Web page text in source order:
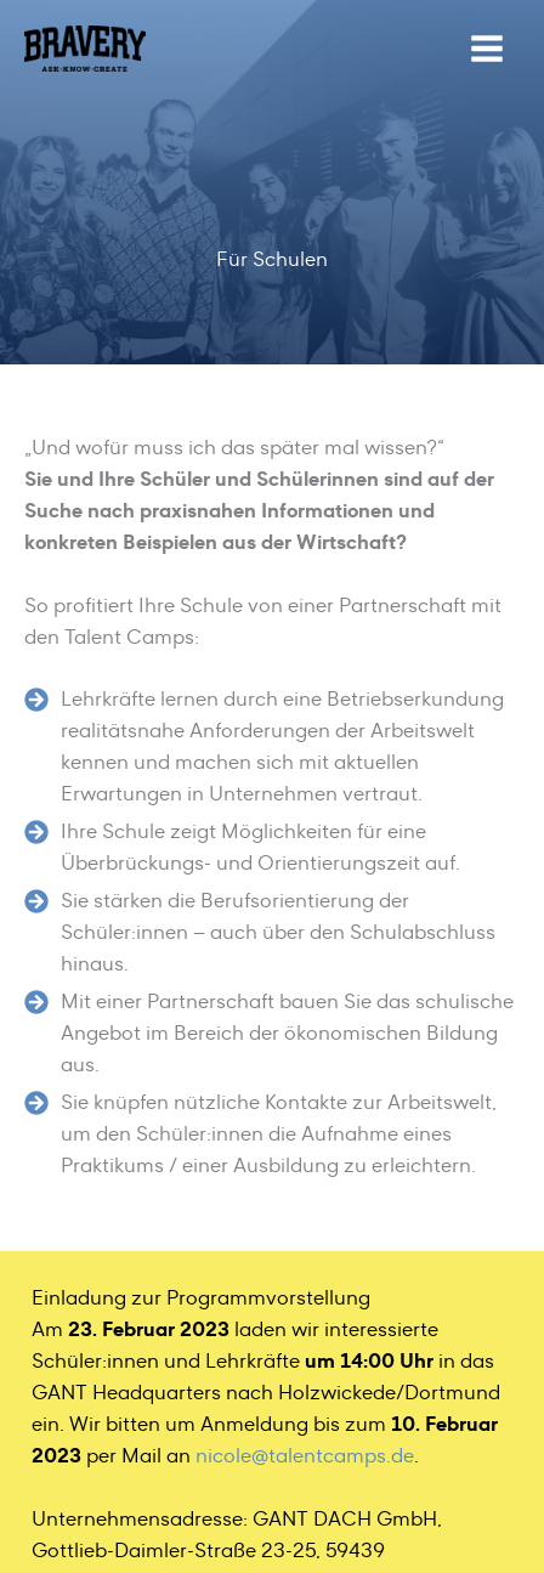
Inhalt
springen
Für Schulen
„Und wofür muss ich das später mal wissen?“
Sie und Ihre Schüler und Schülerinnen sind auf der
Suche nach praxisnahen Informationen und
konkreten Beispielen aus der Wirtschaft?
So profitiert Ihre Schule von einer Partnerschaft mit
den Talent Camps:
Lehrkräfte lernen durch eine Betriebserkundung
realitätsnahe Anforderungen der Arbeitswelt
kennen und machen sich mit aktuellen
Erwartungen in Unternehmen vertraut.
Ihre Schule zeigt Möglichkeiten für eine
Überbrückungs- und Orientierungszeit auf.
Sie stärken die Berufsorientierung der
Schüler:innen – auch über den Schulabschluss
hinaus.
Mit einer Partnerschaft bauen Sie das schulische
Angebot im Bereich der ökonomischen Bildung
aus.
Sie knüpfen nützliche Kontakte zur Arbeitswelt,
um den Schüler:innen die Aufnahme eines
Praktikums / einer Ausbildung zu erleichtern.
Einladung zur Programmvorstellung
Am 23. Februar 2023laden wir interessierte
Schüler:innen und Lehrkräfteum 14:00 Uhrin das
GANT Headquarters nach Holzwickede/Dortmund
ein. Wir bitten um Anmeldung bis zum 10. Februar
2023per Mail an nicole@talentcamps.de.
Unternehmensadresse: GANT DACH GmbH,
Gottlieb-Daimler-Straße 23-25, 59439